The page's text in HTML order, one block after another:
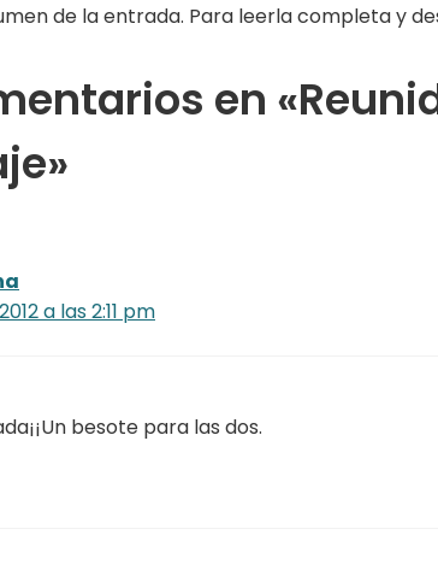
de la entrada. Para leerla completa y
en
a las 2:11 pm
besote para las dos.